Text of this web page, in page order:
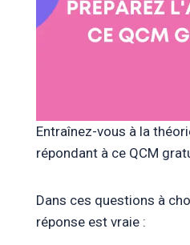
Entraînez-vous à la
répondant à ce QCM
Dans ces questions à
réponse est vraie :